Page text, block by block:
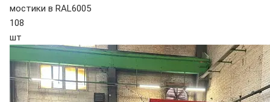
мостики в RAL6005
108
шт